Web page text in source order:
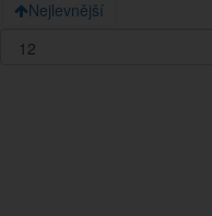
Nejlevnější